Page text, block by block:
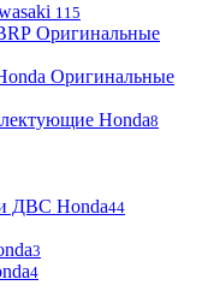
115
Оригинальные
Оригинальные
Honda8
ДВС Honda44
3
4